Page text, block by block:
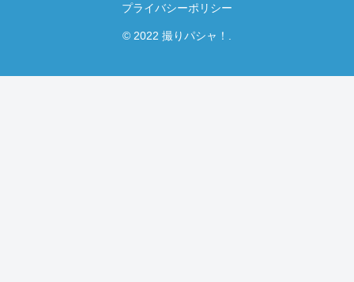
プライバシーポリシー
© 2022 撮りパシャ！.